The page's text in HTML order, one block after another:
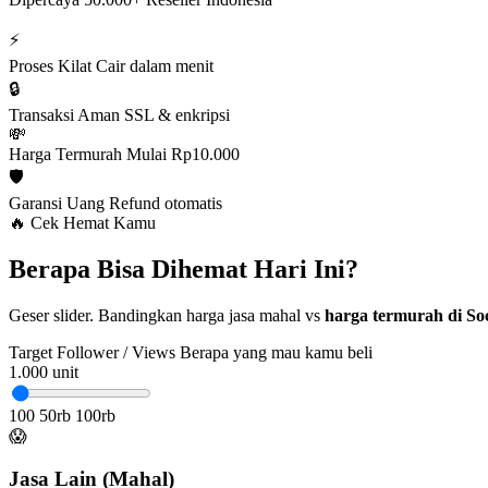
⚡
Proses Kilat Cair dalam menit
🔒
Transaksi Aman SSL & enkripsi
💸
Harga Termurah Mulai Rp10.000
🛡️
Garansi Uang Refund otomatis
🔥 Cek Hemat Kamu
Berapa Bisa Dihemat Hari Ini?
Geser slider. Bandingkan harga jasa mahal vs harga termurah di
Target Follower / Views Berapa yang mau kamu beli
1.000 unit
100 50rb 100rb
😱
Jasa Lain (Mahal)